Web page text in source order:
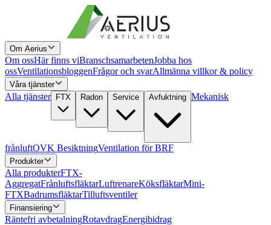
Om Aerius
Om ossHär finns viBranschsamarbetenJobba hos
ossVentilationsbloggenFrågor och svarAllmänna villkor & policy
Våra tjänster
Alla tjänster FTX Radon Service Avfuktning Mekanisk
frånluftOVK BesiktningVentilation för BRF
Produkter
Alla produkterFTX-
AggregatFrånluftsfläktarLuftrenareKöksfläktarMini-
FTXBadrumsfläktarTilluftsventiler
Finansiering
Räntefri avbetalningRotavdragEnergibidrag